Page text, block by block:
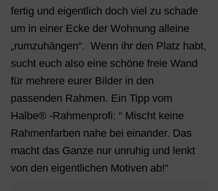
fertig und eigentlich doch viel zu schade
um in einer Ecke der Wohnung alleine
„rumzuhängen“. Wenn ihr den Platz habt,
sucht euch also eine schöne freie Wand
für mehrere eurer Bilder in den
passenden Rahmen. Ein Tipp vom
Halbe® -Rahmenprofi: “ Mischt keine
Rahmenfarben nahe bei einander. Das
macht das Ganze nur unruhig und lenkt
von den eigentlichen Motiven ab!“